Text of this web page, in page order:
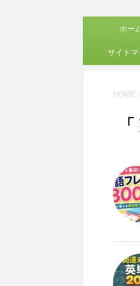
ホー
サイトマ
HOME